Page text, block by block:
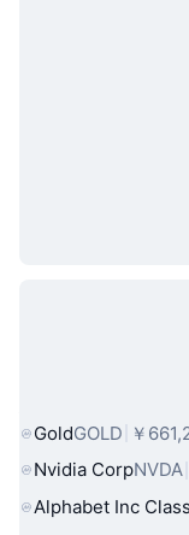
人気のリ
GoldGOLD ￥
Nvidia CorpNVDA
Alphabet Inc